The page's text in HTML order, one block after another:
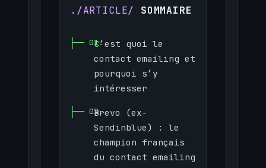
SOMMAIRE
C’est quoi le
contact emailing et
pourquoi s’y
intéresser
Brevo (ex-
Sendinblue) : le
champion français
du contact emailing